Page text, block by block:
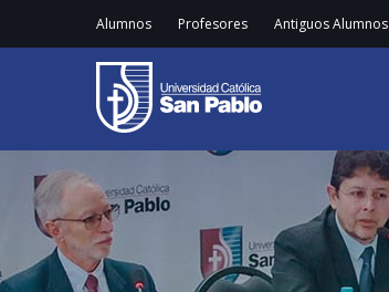
Alumnos Profesores Antiguos Alumnos